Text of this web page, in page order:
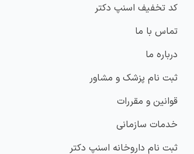
کد تخفیف اسنپ دکتر
تماس با ما
درباره ما
ثبت نام پزشک و مشاور
قوانین و مقررات
خدمات سازمانی
ثبت نام داروخانه اسنپ دکتر